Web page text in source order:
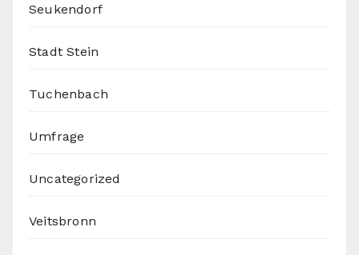
Seukendorf
Stadt Stein
Tuchenbach
Umfrage
Uncategorized
Veitsbronn